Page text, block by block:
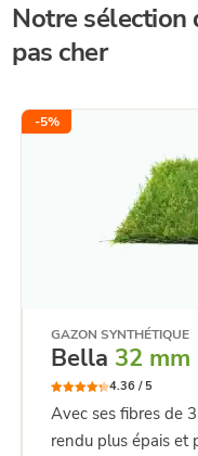
Notre sélection
pas cher
-5%
GAZON SYNTHÉTIQUE
Bella 32 mm
sur 5
4.36 / 5
Avec ses fibres de
rendu plus épais et